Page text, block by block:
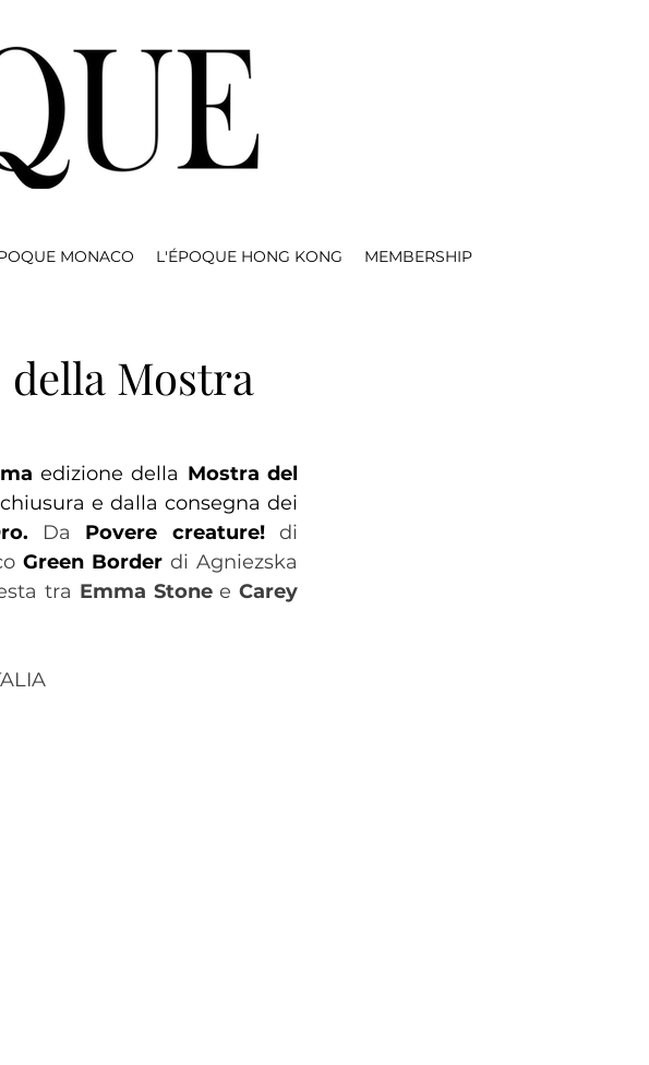
MONACO L'ÉPOQUE HONG KONG MEMBERSHIP
Mostra
edizione della Mostra del
e dalla consegna dei
Da Povere creature! di
Green Border di Agniezska
tra Emma Stone e Carey